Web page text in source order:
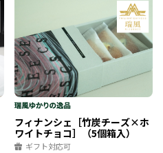
フィナンシェ［竹炭チーズ×ホ
ワイトチョコ］（5個箱入）
ギフト対応可